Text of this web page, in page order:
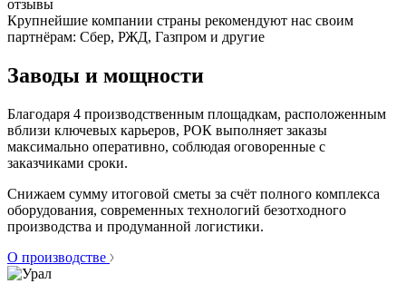
отзывы
Крупнейшие компании страны рекомендуют нас своим
партнёрам: Сбер, РЖД, Газпром и другие
Заводы и мощности
Благодаря 4 производственным площадкам, расположенным
вблизи ключевых карьеров, РОК выполняет заказы
максимально оперативно, соблюдая оговоренные с
заказчиками сроки.
Снижаем сумму итоговой сметы за счёт полного комплекса
оборудования, современных технологий безотходного
производства и продуманной логистики.
О производстве